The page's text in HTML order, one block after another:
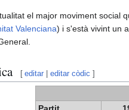
el major moviment social
Valenciana) i s'està vivint un
[ editar |editar còdic ]
Partit